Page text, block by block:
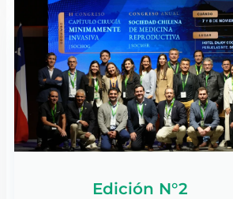
Edición N°2